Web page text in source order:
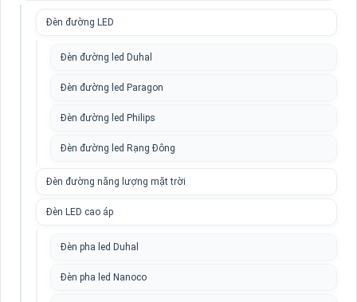
Đèn đường LED
Đèn đường led Duhal
Đèn đường led Paragon
Đèn đường led Philips
Đèn đường led Rạng Đông
Đèn đường năng lượng mặt trời
Đèn LED cao áp
Đèn pha led Duhal
Đèn pha led Nanoco